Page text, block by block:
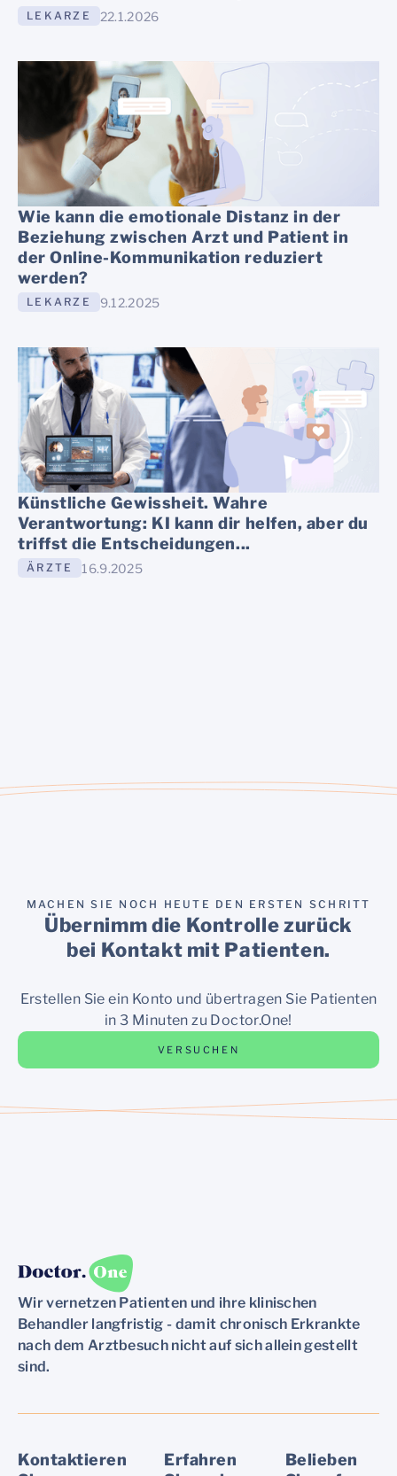
LEKARZE 22.1.2026
Wie kann die emotionale Distanz in der
Beziehung zwischen Arzt und Patient in
der Online-Kommunikation reduziert
werden?
LEKARZE 9.12.2025
Künstliche Gewissheit. Wahre
Verantwortung: KI kann dir helfen, aber du
triffst die Entscheidungen...
ÄRZTE 16.9.2025
MACHEN SIE NOCH HEUTE DEN ERSTEN SCHRITT
Übernimm die Kontrolle zurück
bei Kontakt mit Patienten.
Erstellen Sie ein Konto und übertragen Sie Patienten
in 3 Minuten zu Doctor.One!
VERSUCHEN
Wir vernetzen Patienten und ihre klinischen
Behandler langfristig - damit chronisch Erkrankte
nach dem Arztbesuch nicht auf sich allein gestellt
sind.
Kontaktieren
Erfahren
Belieben